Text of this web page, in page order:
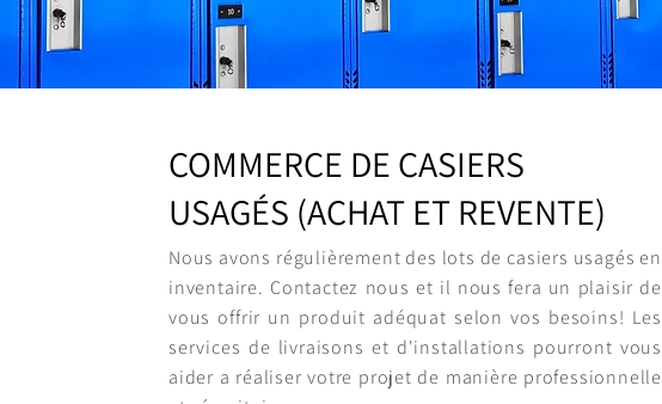
COMMERCE DE CASIERS
USAGÉS (ACHAT ET REVENTE)
Nous avons régulièrement des lots de casiers usagés en
inventaire. Contactez nous et il nous fera un plaisir de
vous offrir un produit adéquat selon vos besoins! Les
services de livraisons et d'installations pourront vous
aider a réaliser votre projet de manière professionnelle